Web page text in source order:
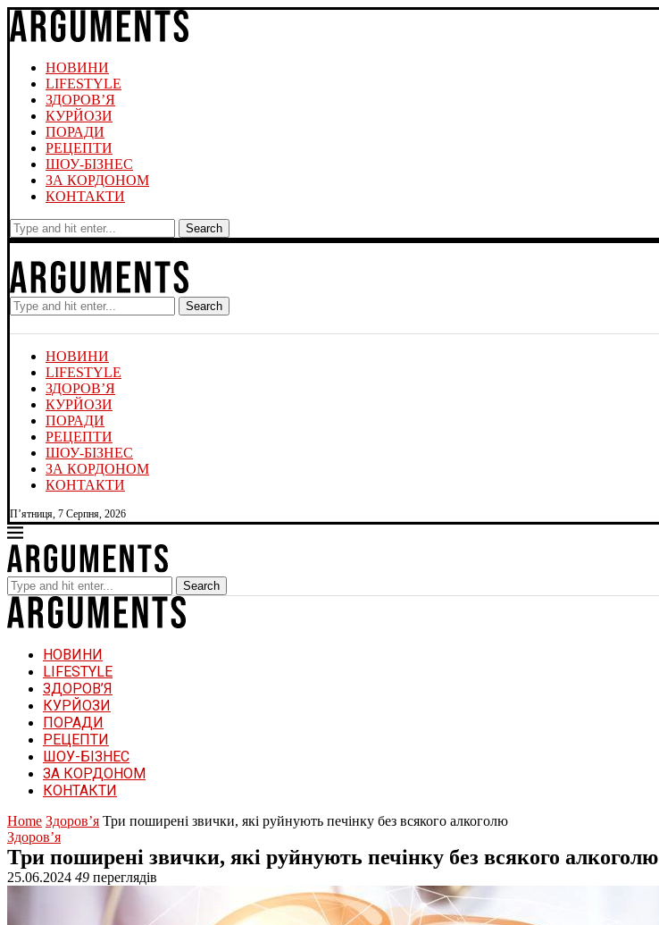
НОВИНИ
LIFESTYLE
ЗДОРОВ’Я
КУРЙОЗИ
ПОРАДИ
РЕЦЕПТИ
ШОУ-БІЗНЕС
ЗА КОРДОНОМ
КОНТАКТИ
Search
Search
НОВИНИ
LIFESTYLE
ЗДОРОВ’Я
КУРЙОЗИ
ПОРАДИ
РЕЦЕПТИ
ШОУ-БІЗНЕС
ЗА КОРДОНОМ
КОНТАКТИ
П’ятниця, 7 Серпня, 2026
Search
НОВИНИ
LIFESTYLE
ЗДОРОВ’Я
КУРЙОЗИ
ПОРАДИ
РЕЦЕПТИ
ШОУ-БІЗНЕС
ЗА КОРДОНОМ
КОНТАКТИ
Home Здоров’я Три поширені звички, які руйнують печінку без всякого алкоголю
Здоров’я
Три поширені звички, які руйнують печінку без всякого алкоголю
25.06.2024 49 переглядів